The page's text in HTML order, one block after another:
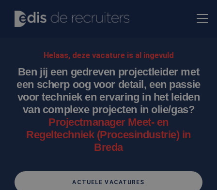
Helaas, deze vacature is al ingevuld
Ben jij een gedreven projectleider met
een scherp oog voor detail, een passie
voor techniek en ervaring in het leiden
van complexe projecten in olie/gas?
Projectmanager Meet- en
Regeltechniek (Procesindustrie) in
Breda
ACTUELE VACATURES